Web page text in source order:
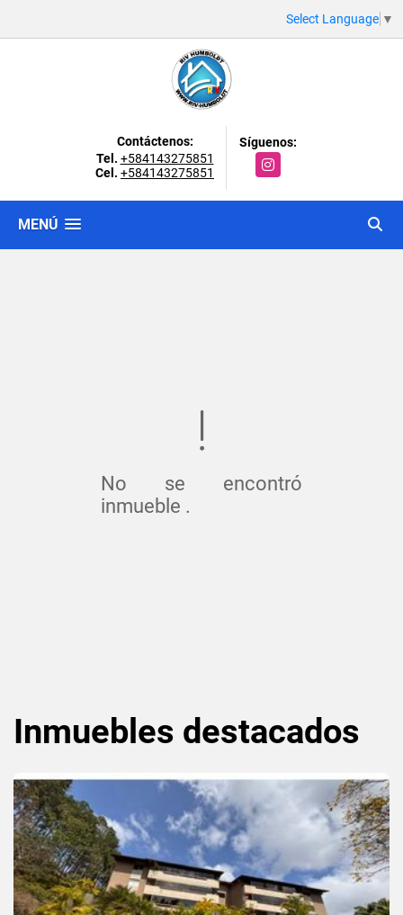
Select Language ▼
Contáctenos:
Tel. +584143275851
Cel. +584143275851
Síguenos:
Instagram
MENÚ
No se encontró
inmueble .
Inmuebles destacados